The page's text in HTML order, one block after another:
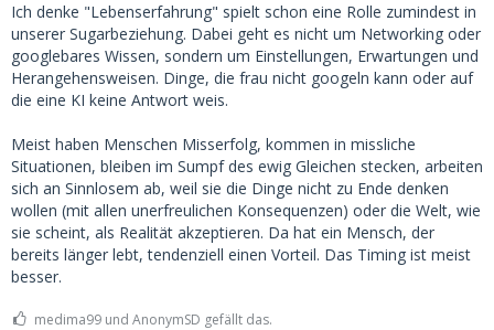
Ich denke "Lebenserfahrung" spielt schon eine Rolle zumindest in
unserer Sugarbeziehung. Dabei geht es nicht um Networking oder
googlebares Wissen, sondern um Einstellungen, Erwartungen und
Herangehensweisen. Dinge, die frau nicht googeln kann oder auf
die eine KI keine Antwort weis.
Meist haben Menschen Misserfolg, kommen in missliche
Situationen, bleiben im Sumpf des ewig Gleichen stecken, arbeiten
sich an Sinnlosem ab, weil sie die Dinge nicht zu Ende denken
wollen (mit allen unerfreulichen Konsequenzen) oder die Welt, wie
sie scheint, als Realität akzeptieren. Da hat ein Mensch, der
bereits länger lebt, tendenziell einen Vorteil. Das Timing ist meist
besser.
medima99 und AnonymSD gefällt das.